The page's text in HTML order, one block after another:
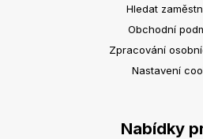
Hledat
Obchodní
Zpracování
Nastavení
Nabídky